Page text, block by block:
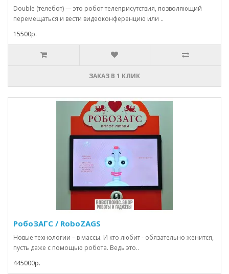
Double (телебот) — это робот телеприсутствия, позволяющий
перемещаться и вести видеоконференцию или ..
15500р.
ЗАКАЗ В 1 КЛИК
РобоЗАГС / RoboZAGS
Новые технологии – в массы. И кто любит - обязательно женится,
пусть даже с помощью робота. Ведь это..
445000р.